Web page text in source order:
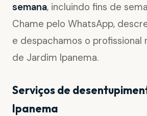
semana, incluindo fins de
Chame pelo WhatsApp,
e despachamos o profissional
de Jardim Ipanema.
Serviços de
Ipanema